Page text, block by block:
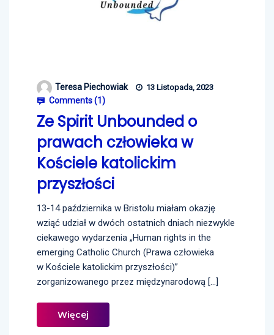
Teresa Piechowiak 13 Listopada, 2023
Comments (1 )
Ze Spirit Unbounded o
prawach człowieka w
Kościele katolickim
przyszłości
13-14 października w Bristolu miałam okazję
wziąć udział w dwóch ostatnich dniach niezwykle
ciekawego wydarzenia „Human rights in the
emerging Catholic Church (Prawa człowieka
w Kościele katolickim przyszłości)”
zorganizowanego przez międzynarodową […]
Więcej